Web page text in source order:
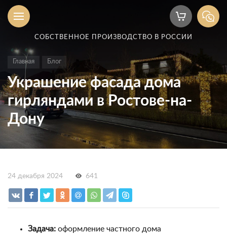
СОБСТВЕННОЕ ПРОИЗВОДСТВО В РОССИИ
Главная Блог
Украшение фасада дома
гирляндами в Ростове-на-
Дону
24 декабря 2024 641
Задача: оформление частного дома